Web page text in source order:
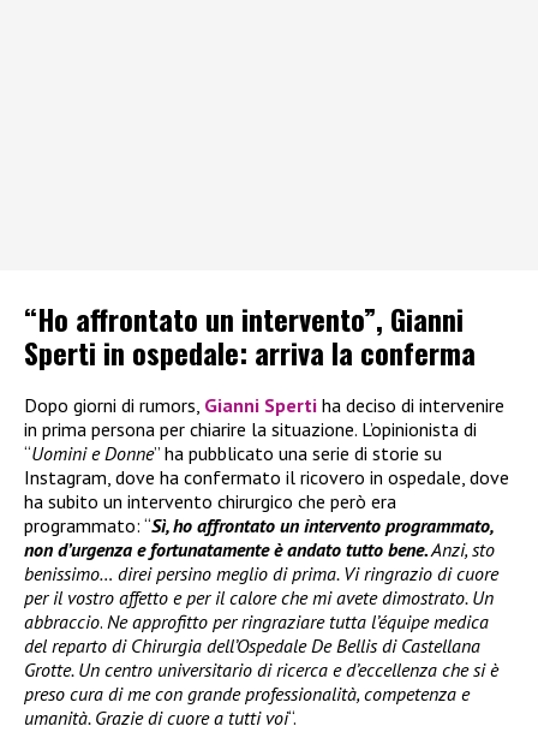
“Ho affrontato un intervento”, Gianni
Sperti in ospedale: arriva la conferma
Dopo giorni di rumors, Gianni Sperti ha deciso di intervenire
in prima persona per chiarire la situazione. L’opinionista di
“Uomini e Donne” ha pubblicato una serie di storie su
Instagram, dove ha confermato il ricovero in ospedale, dove
ha subito un intervento chirurgico che però era
programmato: “Sì, ho affrontato un intervento programmato,
non d’urgenza e fortunatamente è andato tutto bene.Anzi, sto
benissimo… direi persino meglio di prima. Vi ringrazio di cuore
per il vostro affetto e per il calore che mi avete dimostrato. Un
abbraccio. Ne approfitto per ringraziare tutta l’équipe medica
del reparto di Chirurgia dell’Ospedale De Bellis di Castellana
Grotte. Un centro universitario di ricerca e d’eccellenza che si è
preso cura di me con grande professionalità, competenza e
umanità. Grazie di cuore a tutti voi“.